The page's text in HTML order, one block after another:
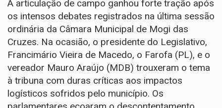
A articulação de campo ganhou forte tração após
os intensos debates registrados na última sessão
ordinária da Câmara Municipal de Mogi das
Cruzes. Na ocasião, o presidente do Legislativo,
Francimário Vieira de Macedo, o Farofa (PL), e o
vereador Mauro Araújo (MDB) trouxeram o tema
à tribuna com duras críticas aos impactos
logísticos sofridos pelo município. Os